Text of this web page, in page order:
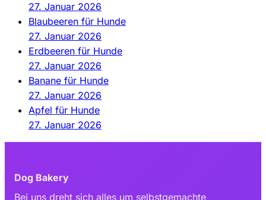
27. Januar 2026
Blaubeeren für Hunde
27. Januar 2026
Erdbeeren für Hunde
27. Januar 2026
Banane für Hunde
27. Januar 2026
Apfel für Hunde
27. Januar 2026
Dog Bakery
Bei uns dreht sich alles um selbstgemachte